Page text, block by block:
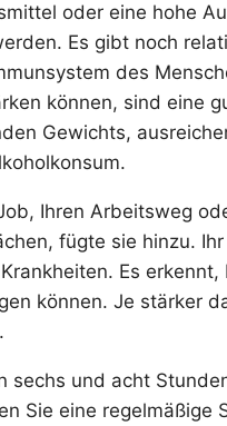
oder eine hohe
Es gibt noch
des
können, sind eine
Gewichts,
Ihren Arbeitsweg
fügte sie hinzu.
Es
können. Je stärker
sechs und acht
Sie eine regelmäßige